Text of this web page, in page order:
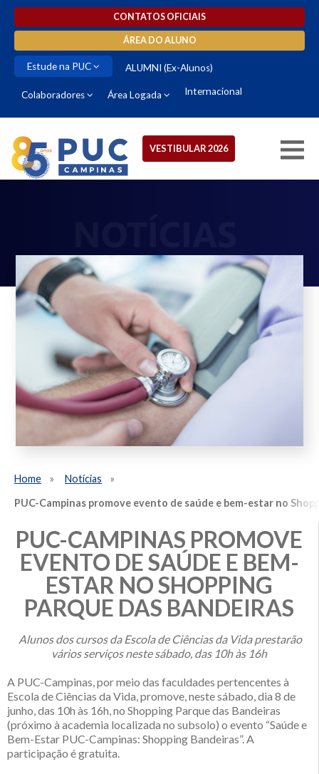
CONTATOS OFICIAIS
ÁREA DO ALUNO
Estude na PUC ALUMNI (Ex-Alunos)
Colaboradores Área Logada Internacional
VESTIBULAR 2026
Home
Notícias
PUC-Campinas promove evento de saúde e bem-estar no
PUC-CAMPINAS PROMOVE
EVENTO DE SAÚDE E BEM-
ESTAR NO SHOPPING
PARQUE DAS BANDEIRAS
Alunos dos cursos da Escola de Ciências da Vida prestarão
vários serviços neste sábado, das 10h às 16h
A PUC-Campinas, por meio das faculdades pertencentes à
Escola de Ciências da Vida, promove, neste sábado, dia 8 de
junho, das 10h às 16h, no Shopping Parque das Bandeiras
(próximo à academia localizada no subsolo) o evento “Saúde e
Bem-Estar PUC-Campinas: Shopping Bandeiras”. A
participação é gratuita.